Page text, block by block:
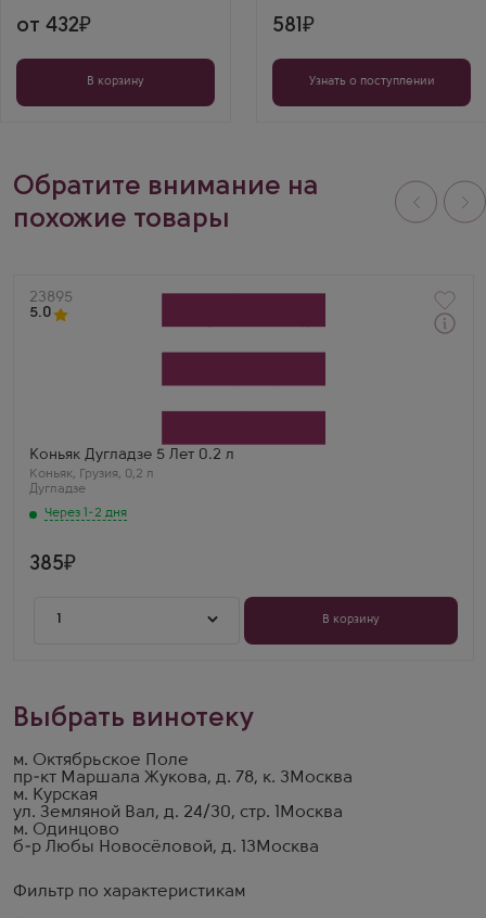
Фильтр по характеристикам
от 432
В корзину
581
Узнать о поступлении
Обратите внимание на
похожие товары
Артикул
23895
5.0
Коньяк Дугладзе 5 Лет 0.2 л
Коньяк, Грузия, 0,2 л
Дугладзе
Через 1-2 дня
Анна
Дугладзе 5 лет 0.2 — насыщенный, сухофруктовый
вкус! Дуб, ваниль, лёгкая горчинка. Отличное
385
1 В корзину
Выбрать винотеку
м. Октябрьское Поле
пр-кт Маршала Жукова, д. 78, к. 3 Москва
м. Курская
ул. Земляной Вал, д. 24/30, стр. 1
Москва
м. Одинцово
б-р Любы Новосёловой, д. 13 Москва